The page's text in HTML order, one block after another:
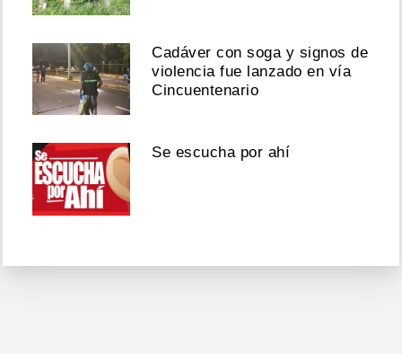
Cadáver con soga y signos de
violencia fue lanzado en vía
Cincuentenario
Se escucha por ahí